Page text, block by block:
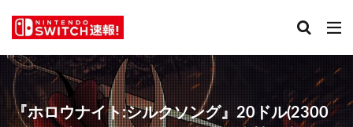
『ホロウナイト:シルクソング』20ドル(2300